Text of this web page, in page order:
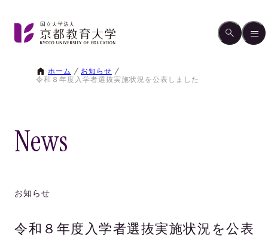
ホーム
お知らせ
令和８年度入学者選抜実施状況を公表しました
News
お知らせ
令和８年度入学者選抜実施状況を公表